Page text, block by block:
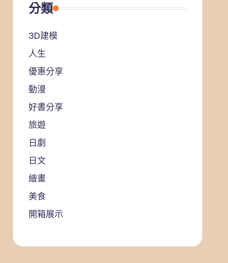
分類
3D建模
人生
優惠分享
動漫
好書分享
旅遊
日劇
日文
繪畫
美食
開箱展示